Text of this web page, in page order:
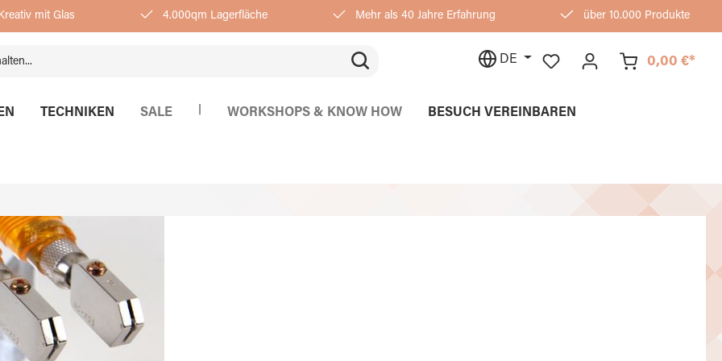
Kreativ mit Glas 4.000qm Lagerfläche Mehr als 40 Jahre Erfahrung über 10.000 Produkte
DE 0,00 €*
TECHNIKEN SALE WORKSHOPS & KNOW HOW BESUCH VEREINBAREN